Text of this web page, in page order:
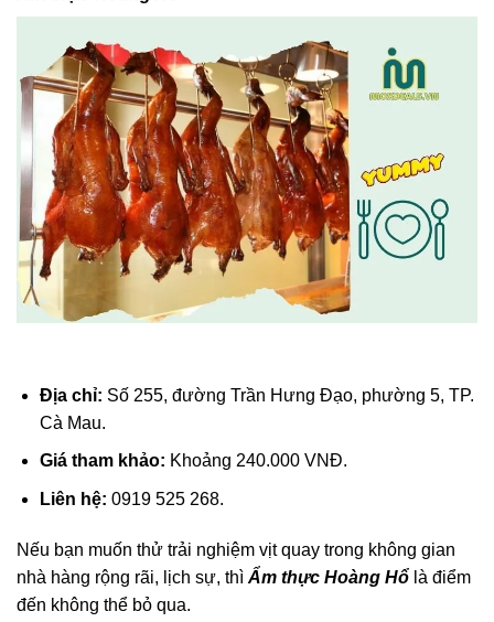
Địa chỉ: Số 255, đường Trần Hưng Đạo, phường 5, TP.
Cà Mau.
Giá tham khảo: Khoảng 240.000 VNĐ.
Liên hệ: 0919 525 268.
Nếu bạn muốn thử trải nghiệm vịt quay trong không gian
nhà hàng rộng rãi, lịch sự, thì Ẩm thực Hoàng Hổ là điểm
đến không thể bỏ qua.